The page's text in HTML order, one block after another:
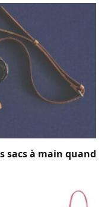
sacs à main quand